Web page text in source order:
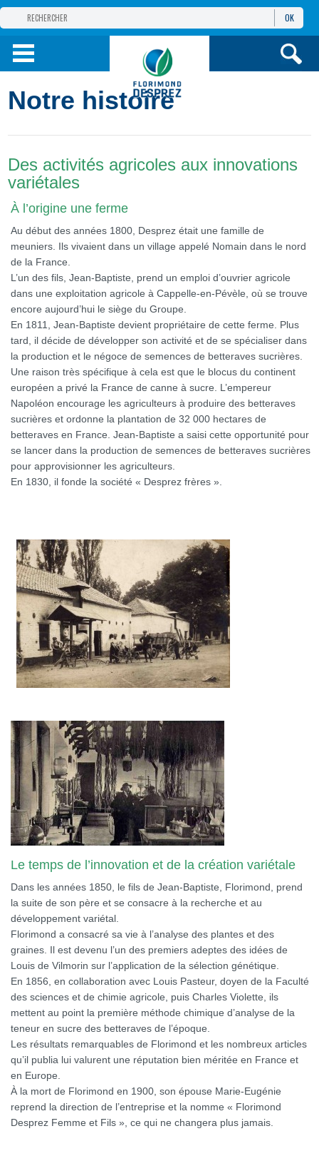
GROUPE
PRODUITS
OK
Notre histoire
Des activités agricoles aux innovations
variétales
À l’origine une ferme
Au début des années 1800, Desprez était une famille de
meuniers. Ils vivaient dans un village appelé Nomain dans le nord
de la France.
L’un des fils, Jean-Baptiste, prend un emploi d’ouvrier agricole
dans une exploitation agricole à Cappelle-en-Pévèle, où se trouve
encore aujourd’hui le siège du Groupe.
En 1811, Jean-Baptiste devient propriétaire de cette ferme. Plus
tard, il décide de développer son activité et de se spécialiser dans
la production et le négoce de semences de betteraves sucrières.
Une raison très spécifique à cela est que le blocus du continent
européen a privé la France de canne à sucre. L’empereur
Napoléon encourage les agriculteurs à produire des betteraves
sucrières et ordonne la plantation de 32 000 hectares de
betteraves en France. Jean-Baptiste a saisi cette opportunité pour
se lancer dans la production de semences de betteraves sucrières
pour approvisionner les agriculteurs.
En 1830, il fonde la société « Desprez frères ».
Le temps de l’innovation et de la création variétale
Dans les années 1850, le fils de Jean-Baptiste, Florimond, prend
la suite de son père et se consacre à la recherche et au
développement variétal.
Florimond a consacré sa vie à l’analyse des plantes et des
graines. Il est devenu l’un des premiers adeptes des idées de
Louis de Vilmorin sur l’application de la sélection génétique.
En 1856, en collaboration avec Louis Pasteur, doyen de la Faculté
des sciences et de chimie agricole, puis Charles Violette, ils
mettent au point la première méthode chimique d’analyse de la
teneur en sucre des betteraves de l’époque.
Les résultats remarquables de Florimond et les nombreux articles
qu’il publia lui valurent une réputation bien méritée en France et
en Europe.
À la mort de Florimond en 1900, son épouse Marie-Eugénie
reprend la direction de l’entreprise et la nomme « Florimond
Desprez Femme et Fils », ce qui ne changera plus jamais.